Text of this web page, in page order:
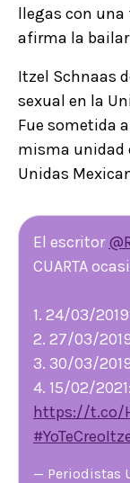
llegas con una
afirma la
Itzel Schnaas
sexual en la
Fue sometida
misma unidad
Unidas
El escritor
CUARTA
1. 24/03/
2. 27/03/
3. 30/03/
4. 15/02/2021:
https://t.co/
— Periodistas